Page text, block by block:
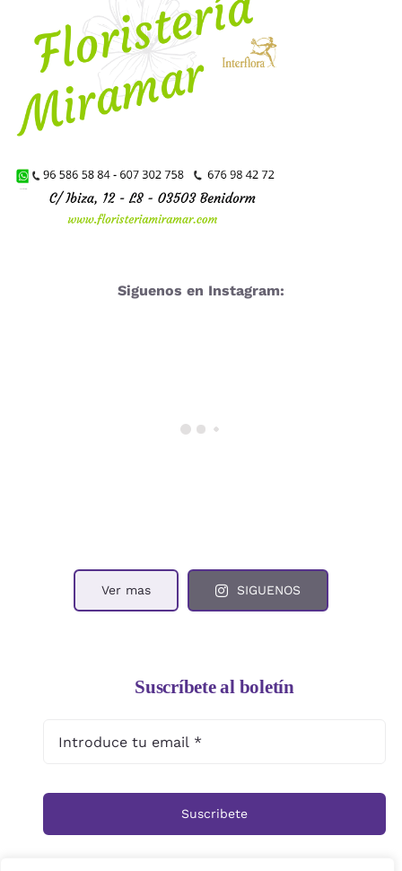
Siguenos en Instagram:
Ver mas SIGUENOS
Suscríbete al boletín
Suscribete